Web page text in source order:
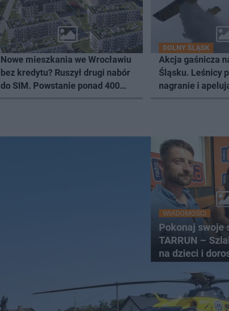
Nowe mieszkania we Wrocławiu
bez kredytu? Ruszył drugi nabór
do SIM. Powstanie ponad 400
DOLNY ŚLĄSK
Akcja gaśnicza
Śląsku. Leśnicy
nagranie i
WIADOMOŚCI
Pokonaj swoje
TARRUN –
na dzieci i